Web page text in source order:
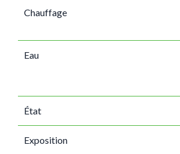
Chauffage
Eau
État
Exposition